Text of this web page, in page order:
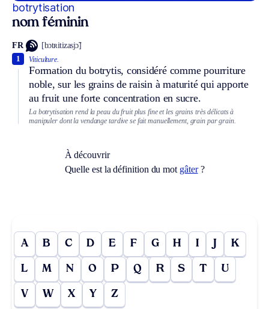
botrytisation
nom féminin
FR [bɔtʀitizasjɔ̃]
Viticulture.
Formation du botrytis, considéré comme pourriture
noble, sur les grains de raisin à maturité qui apporte
au fruit une forte concentration en sucre.
1
La botrytisation rend la peau du fruit plus fine et les grains très délicats à
manipuler dont la vendange tardive se fait manuellement, grain par grain.
À découvrir
Quelle est la définition du mot gâter?
A B C D E F G H I J K
L M N O P Q R S T U
V W X Y Z